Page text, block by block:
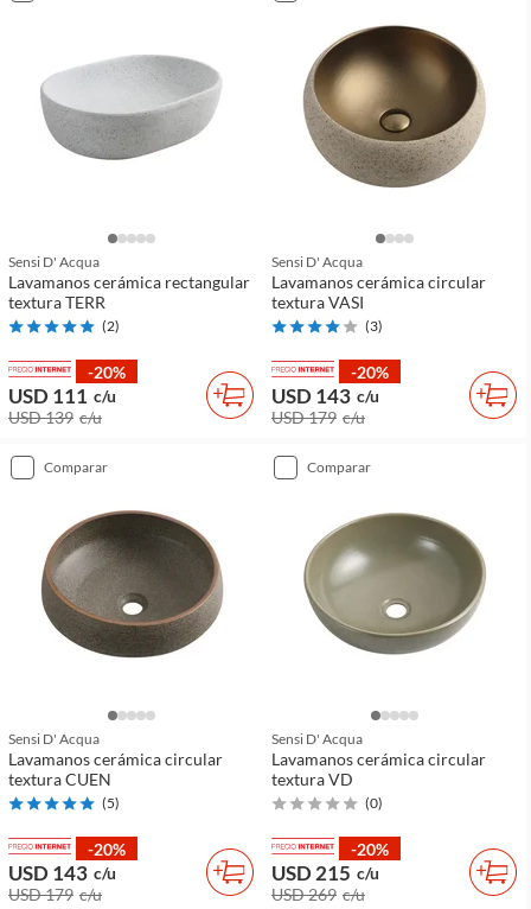
Sensi D' Acqua
Lavamanos cerámica rectangular
textura TERR
(2)
-20%
USD 111 c/u
USD 139 c/u
Sensi D' Acqua
Lavamanos cerámica circular
textura VASI
(3)
-20%
USD 143 c/u
USD 179 c/u
comparar
Sensi D' Acqua
Lavamanos cerámica circular
textura CUEN
(5)
-20%
USD 143 c/u
USD 179 c/u
comparar
Sensi D' Acqua
Lavamanos cerámica circular
textura VD
(0)
-20%
USD 215 c/u
USD 269 c/u